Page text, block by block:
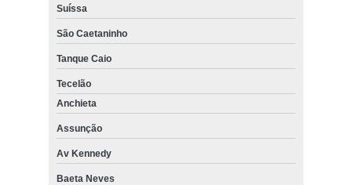
Suíssa
São Caetaninho
Tanque Caio
Tecelão
Anchieta
Assunção
Av Kennedy
Baeta Neves